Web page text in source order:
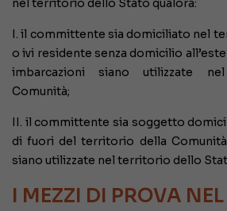
nel territorio dello Stato qualora:
I. il committente sia domiciliato nel
o ivi residente senza domicilio
imbarcazioni siano utilizzate
Comunità;
II. il committente sia soggetto
di fuori del territorio della
siano utilizzate nel territorio dello
I MEZZI DI PROVA NEL